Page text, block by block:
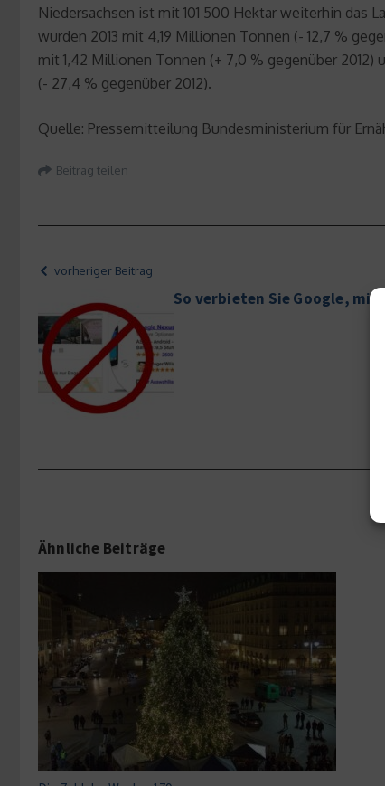
Niedersachsen ist mit 101 500 Hektar weiterhin das
wurden 2013 mit 4,19 Millionen Tonnen (- 12,7 %
mit 1,42 Millionen Tonnen (+ 7,0 % gegenüber 2012)
(- 27,4 % gegenüber 2012).
Quelle: Pressemitteilung Bundesministerium für
Beitrag teilen
vorheriger Beitrag
So verbieten Sie Google, mit
Ähnliche Beiträge